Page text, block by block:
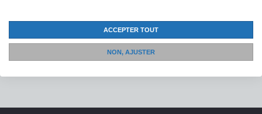
+41 52 235 12 88
Du lundi au vendredi : 08:30 - 12:00 et 13:30 -
16:30
ACCEPTER TOUT
NON, AJUSTER